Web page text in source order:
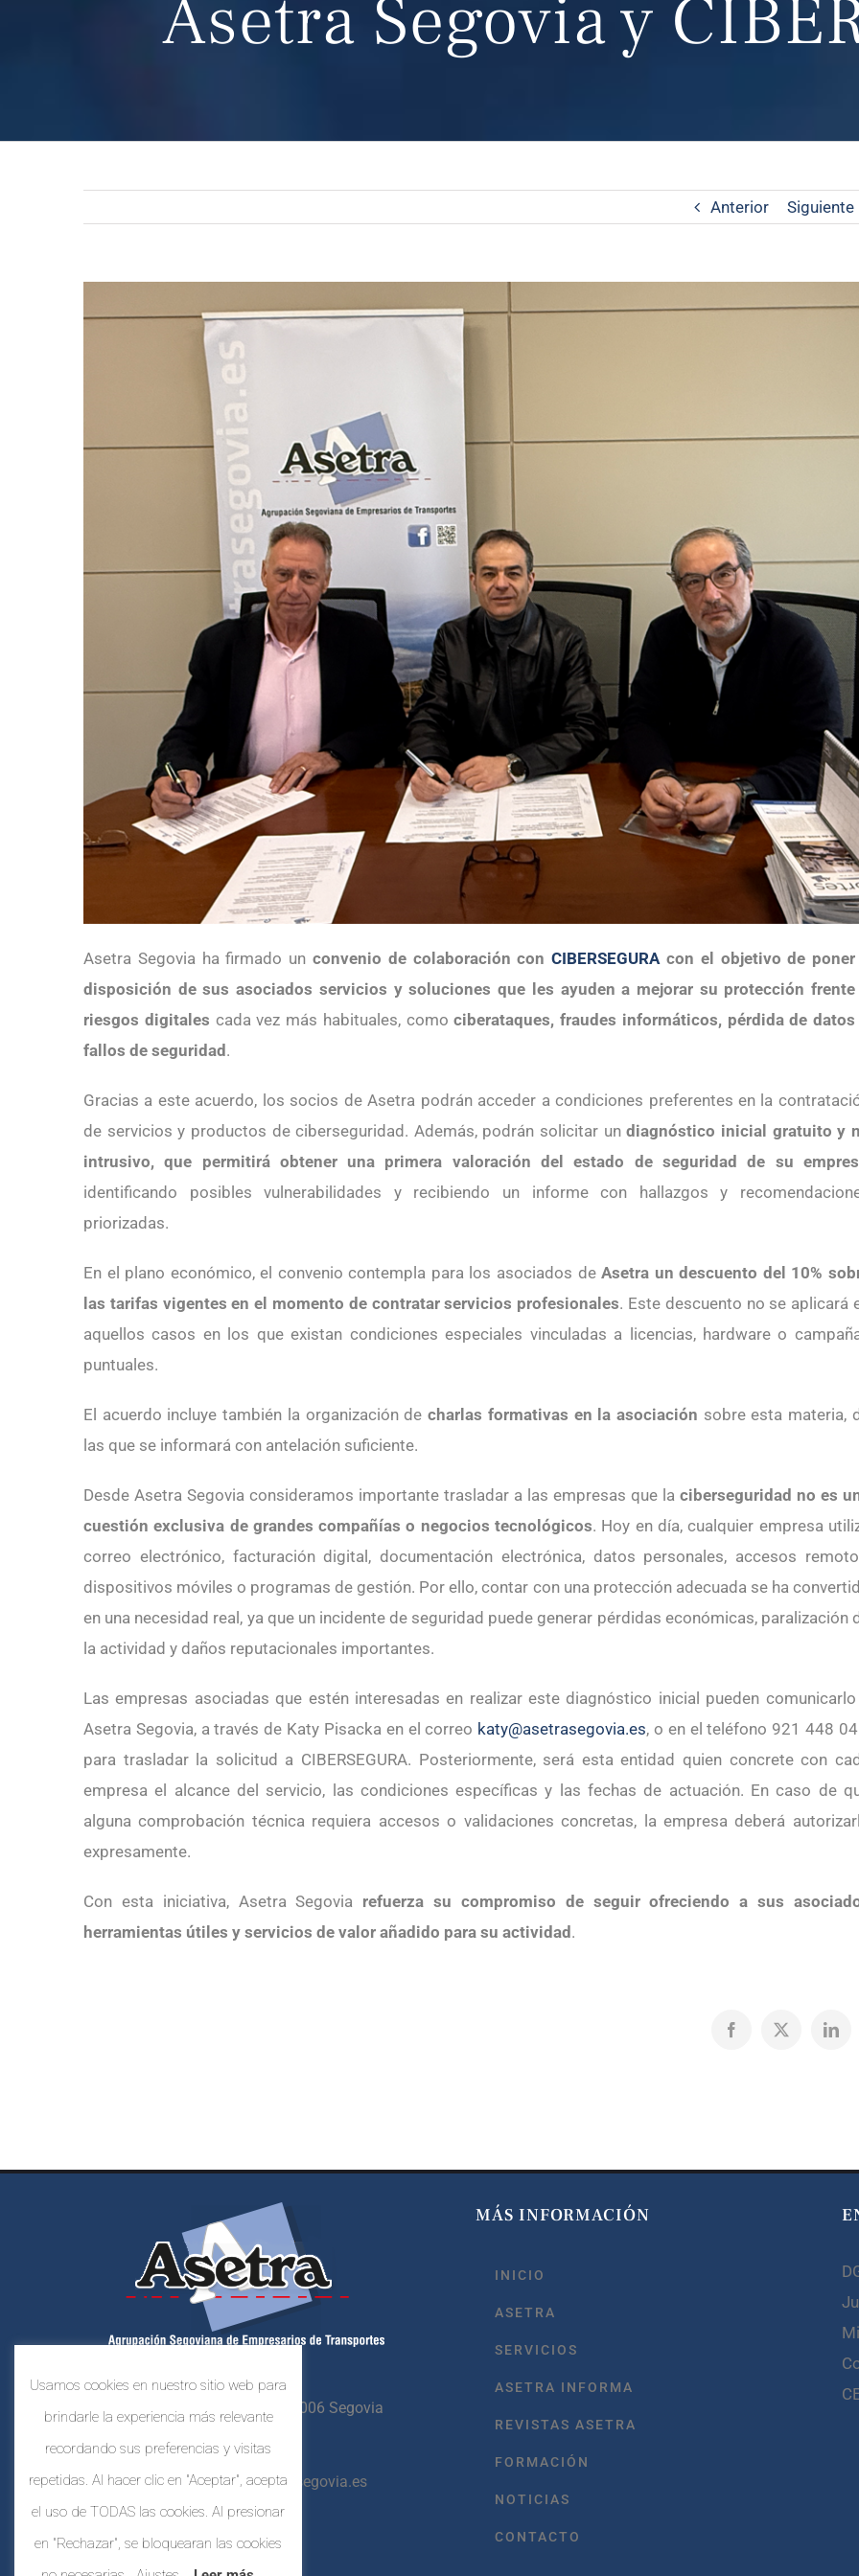
Asetra Segovia y
Anterior Siguiente
Asetra Segovia ha firmado un convenio de colaboración conCIBERSEGURAcon el objetivo de poner
disposición de sus asociados servicios y soluciones que les ayuden a mejorar su protección frente
riesgos digitales cada vez más habituales, comociberataques, fraudes informáticos, pérdida de datos
fallos de seguridad .
Gracias a este acuerdo, los socios de Asetra podrán acceder a condiciones preferentes en la
de servicios y productos de ciberseguridad. Además, podrán solicitar undiagnóstico inicial gratuito y
intrusivo, que permitirá obtener una primera valoración del estado de seguridad de su
identificando posibles vulnerabilidades y recibiendo un informe con hallazgos y
priorizadas.
En el plano económico, el convenio contempla para los asociados deAsetra un descuento del 10%
las tarifas vigentes en el momento de contratar servicios profesionales. Este descuento no se aplicará
aquellos casos en los que existan condiciones especiales vinculadas a licencias, hardware o
puntuales.
El acuerdo incluye también la organización decharlas formativas en la asociación sobre esta materia,
las que se informará con antelación suficiente.
Desde Asetra Segovia consideramos importante trasladar a las empresas que la ciberseguridad no es
cuestión exclusiva de grandes compañías o negocios tecnológicos. Hoy en día, cualquier empresa
correo electrónico, facturación digital, documentación electrónica, datos personales, accesos
dispositivos móviles o programas de gestión. Por ello, contar con una protección adecuada se ha
en una necesidad real, ya que un incidente de seguridad puede generar pérdidas económicas, paralización
la actividad y daños reputacionales importantes.
Las empresas asociadas que estén interesadas en realizar este diagnóstico inicial pueden
Asetra Segovia, a través de Katy Pisacka en el correo katy@asetrasegovia.es, o en el teléfono 921 448
para trasladar la solicitud a CIBERSEGURA. Posteriormente, será esta entidad quien concrete con
empresa el alcance del servicio, las condiciones específicas y las fechas de actuación. En caso de
alguna comprobación técnica requiera accesos o validaciones concretas, la empresa deberá
expresamente.
Con esta iniciativa, Asetra Segovia refuerza su compromiso de seguir ofreciendo a sus
herramientas útiles y servicios de valor añadido para su actividad .
Facebook
X
Crta. N-603, Km. 87, 40006 Segovia
921 44 80 41
asetrasegovia@asetrasegovia.es
MÁS INFORMACIÓN
INICIO
ASETRA
SERVICIOS
ASETRA INFORMA
REVISTAS ASETRA
FORMACIÓN
NOTICIAS
CONTACTO
Usamos cookies en nuestro sitio web para
brindarle la experiencia más relevante
recordando sus preferencias y visitas
repetidas. Al hacer clic en "Aceptar", acepta
el uso de TODAS las cookies. Al presionar
en "Rechazar", se bloquearan las cookies